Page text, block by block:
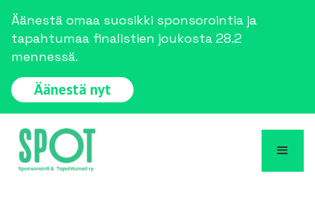
Äänestä omaa suosikki sponsorointia ja
tapahtumaa finalistien joukosta 28.2
mennessä.
Äänestä nyt